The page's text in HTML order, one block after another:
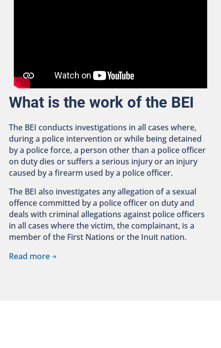
What is the work of the BEI
The BEI conducts investigations in all cases where,
during a police intervention or while being detained
by a police force, a person other than a police officer
on duty dies or suffers a serious injury or an injury
caused by a firearm used by a police officer.
The BEI also investigates any allegation of a sexual
offence committed by a police officer on duty and
deals with criminal allegations against police officers
in all cases where the victim, the complainant, is a
member of the First Nations or the Inuit nation.
Read more